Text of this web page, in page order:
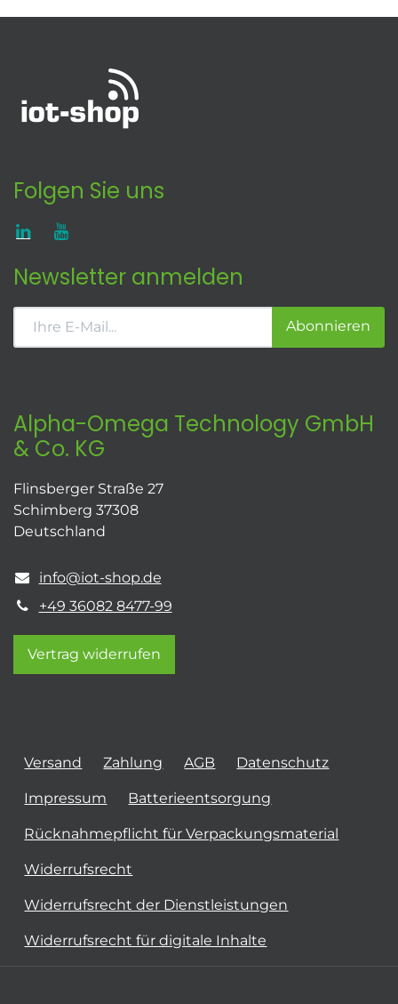
Folgen Sie uns
Newsletter anmelden
Abonnieren
Alpha-Omega Technology GmbH
& Co. KG
Flinsberger Straße 27
Schimberg 37308
Deutschland
info@iot-shop.de
+49 36082 8477-99
Vertrag widerrufen
Versand Zahlung AGB Datenschutz
Impressum Batterieentsorgung
Rücknahmepflicht für Verpackungsmaterial
Widerrufsrecht
Widerrufsrecht der Dienstleistungen
Widerrufsrecht für digitale Inhalte